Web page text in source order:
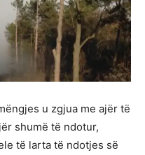
u zgjua me ajër të
shumë të ndotur,
të larta të ndotjes së